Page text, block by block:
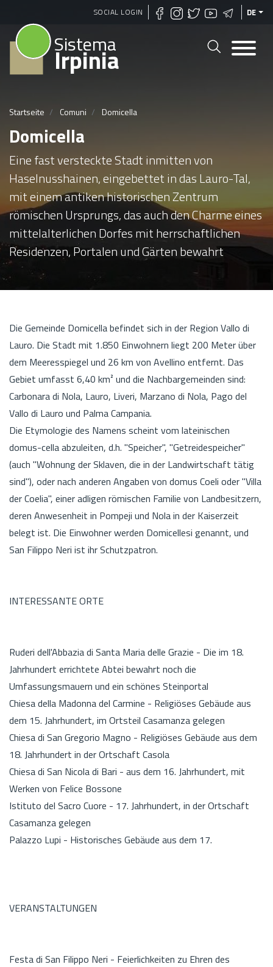
Direkt
zum
SOCIAL LOGIN DE
Sistema
Irpinia
Startseite Comuni Domicella
Domicella
Eine fast versteckte Stadt inmitten von
Haselnusshainen, eingebettet in das Lauro-Tal,
mit einem antiken historischen Zentrum
römischen Ursprungs, das auch den Charme eines
mittelalterlichen Dorfes mit herrschaftlichen
Residenzen, Portalen und Gärten bewahrt
Die Gemeinde Domicella befindet sich in der Region Vallo di
Lauro. Die Stadt mit 1.850 Einwohnern liegt 200 Meter über
dem Meeresspiegel und 26 km von Avellino entfernt. Das
Gebiet umfasst 6,40 km² und die Nachbargemeinden sind:
Carbonara di Nola, Lauro, Liveri, Marzano di Nola, Pago del
Vallo di Lauro und Palma Campania.
Die Etymologie des Namens scheint vom lateinischen
domus-cella abzuleiten, d.h. "Speicher", "Getreidespeicher"
(auch "Wohnung der Sklaven, die in der Landwirtschaft tätig
sind"), oder nach anderen Angaben von domus Coeli oder "Villa
der Coelia", einer adligen römischen Familie von Landbesitzern,
deren Anwesenheit in Pompeji und Nola in der Kaiserzeit
belegt ist. Die Einwohner werden Domicellesi genannt, und
San Filippo Neri ist ihr Schutzpatron.
INTERESSANTE ORTE
Ruderi dell'Abbazia di Santa Maria delle Grazie - Die im 18.
Jahrhundert errichtete Abtei bewahrt noch die
Umfassungsmauern und ein schönes Steinportal
Chiesa della Madonna del Carmine - Religiöses Gebäude aus
dem 15. Jahrhundert, im Ortsteil Casamanza gelegen
Chiesa di San Gregorio Magno - Religiöses Gebäude aus dem
18. Jahrhundert in der Ortschaft Casola
Chiesa di San Nicola di Bari - aus dem 16. Jahrhundert, mit
Werken von Felice Bossone
Istituto del Sacro Cuore - 17. Jahrhundert, in der Ortschaft
Casamanza gelegen
Palazzo Lupi - Historisches Gebäude aus dem 17.
VERANSTALTUNGEN
Festa di San Filippo Neri - Feierlichkeiten zu Ehren des